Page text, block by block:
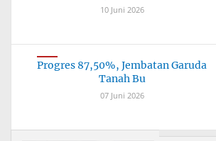
10 Juni 2026
Progres 87,50%, Jembatan Garuda
Tanah Bu
07 Juni 2026